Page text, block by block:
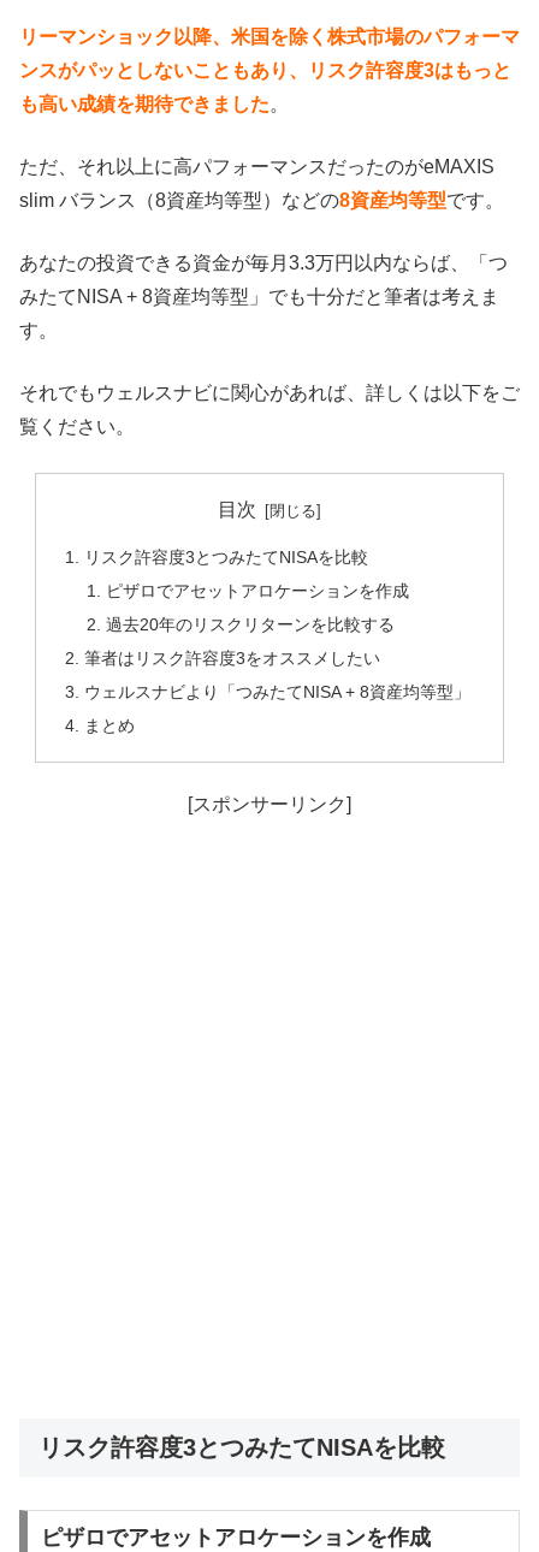
リーマンショック以降、米国を除く株式市場のパフォーマ
ンスがパッとしないこともあり、リスク許容度3はもっと
も高い成績を期待できました。
ただ、それ以上に高パフォーマンスだったのがeMAXIS
slim バランス（8資産均等型）などの8資産均等型です。
あなたの投資できる資金が毎月3.3万円以内ならば、「つ
みたてNISA + 8資産均等型」でも十分だと筆者は考えま
す。
それでもウェルスナビに関心があれば、詳しくは以下をご
覧ください。
目次
リスク許容度3とつみたてNISAを比較
ピザロでアセットアロケーションを作成
過去20年のリスクリターンを比較する
筆者はリスク許容度3をオススメしたい
ウェルスナビより「つみたてNISA + 8資産均等型」
まとめ
[スポンサーリンク]
リスク許容度3とつみたてNISAを比較
ピザロでアセットアロケーションを作成